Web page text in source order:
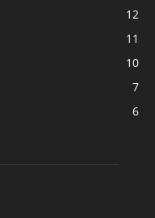
12
11
10
7
6